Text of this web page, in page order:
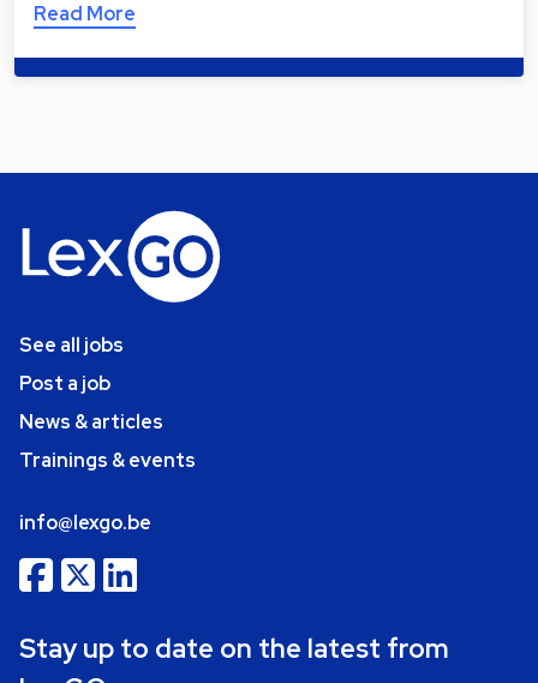
Read More
See all jobs
Post a job
News & articles
Trainings & events
info@lexgo.be
Stay up to date on the latest from